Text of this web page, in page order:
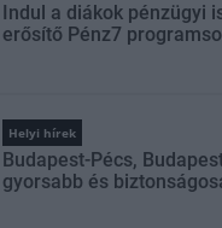
Indul a diákok pénzügyi
erősítő Pénz7
Helyi hírek
Budapest-Pécs,
gyorsabb és